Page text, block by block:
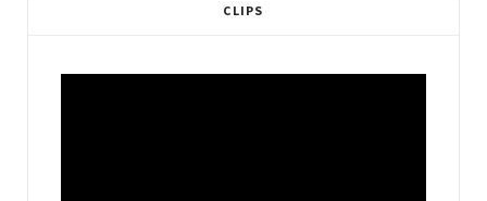
CLIPS